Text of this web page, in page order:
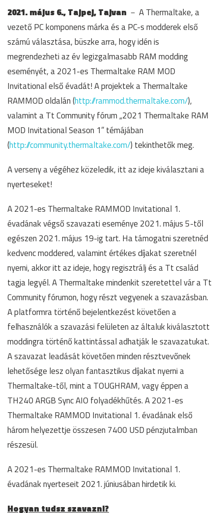
2021. május 6., Tajpej, Tajvan － A Thermaltake, a
vezető PC komponens márka és a PC-s modderek első
számú választása, büszke arra, hogy idén is
megrendezheti az év legizgalmasabb RAM modding
eseményét, a 2021-es Thermaltake RAM MOD
Invitational első évadát! A projektek a Thermaltake
RAMMOD oldalán (http://rammod.thermaltake.com/),
valamint a Tt Community fórum „2021 Thermaltake RAM
MOD Invitational Season 1” témájában
(http://community.thermaltake.com/) tekinthetők meg.
A verseny a végéhez közeledik, itt az ideje kiválasztani a
nyerteseket!
A 2021-es Thermaltake RAMMOD Invitational 1.
évadának végső szavazati eseménye 2021. május 5-től
egészen 2021. május 19-ig tart. Ha támogatni szeretnéd
kedvenc moddered, valamint értékes díjakat szeretnél
nyerni, akkor itt az ideje, hogy regisztrálj és a Tt család
tagja legyél. A Thermaltake mindenkit szeretettel vár a Tt
Community fórumon, hogy részt vegyenek a szavazásban.
A platformra történő bejelentkezést követően a
felhasználók a szavazási felületen az általuk kiválasztott
moddingra történő kattintással adhatják le szavazatukat.
A szavazat leadását követően minden résztvevőnek
lehetősége lesz olyan fantasztikus díjakat nyerni a
Thermaltake-től, mint a TOUGHRAM, vagy éppen a
TH240 ARGB Sync AIO folyadékhűtés. A 2021-es
Thermaltake RAMMOD Invitational 1. évadának első
három helyezettje összesen 7400 USD pénzjutalmban
részesül.
A 2021-es Thermaltake RAMMOD Invitational 1.
évadának nyerteseit 2021. júniusában hirdetik ki.
Hogyan tudsz szavazni?